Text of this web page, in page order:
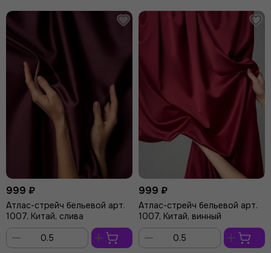
корзину
корзину
999 ₽
Атлас-стрейч бельевой арт.
1007, Китай, слива
999 ₽
Атлас-стрейч бельевой арт.
1007, Китай, винный